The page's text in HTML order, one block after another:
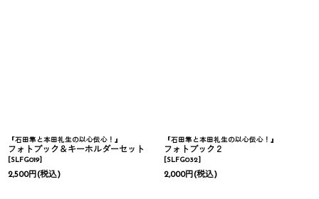
『石田隼と本田礼生の以心伝心！』
フォトブック＆キーホルダーセット
[SLFG019]
2,500円(税込)
『石田隼と本田礼生の以心伝心！』
フォトブック２
[SLFG032]
2,000円(税込)